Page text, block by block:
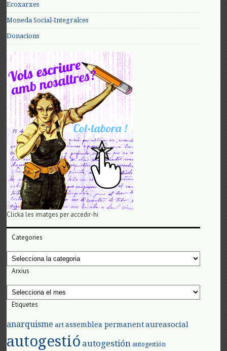
Ecoxarxes
Moneda Social-Integralces
Donacions
Clicka les imatges per accedir-hi
Categories
Categories
Arxius
Arxius
Etiquetes
anarquisme art assemblea permanent aureasocial
autogestió autogestión autogestión